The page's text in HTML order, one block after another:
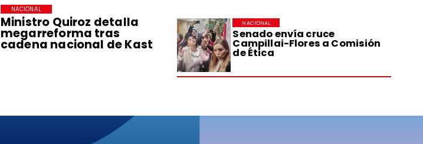
Senado envía cruce
Campillai-Flores a Comisión
de Ética
NACIONAL
Ministro Quiroz detalla
megarreforma tras
cadena nacional de Kast
NACIONAL